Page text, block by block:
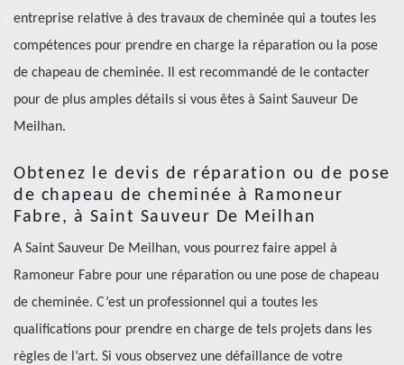
entreprise relative à des travaux de cheminée qui a toutes les
compétences pour prendre en charge la réparation ou la pose
de chapeau de cheminée. Il est recommandé de le contacter
pour de plus amples détails si vous êtes à Saint Sauveur De
Meilhan.
Obtenez le devis de réparation ou de pose
de chapeau de cheminée à Ramoneur
Fabre, à Saint Sauveur De Meilhan
A Saint Sauveur De Meilhan, vous pourrez faire appel à
Ramoneur Fabre pour une réparation ou une pose de chapeau
de cheminée. C’est un professionnel qui a toutes les
qualifications pour prendre en charge de tels projets dans les
règles de l’art. Si vous observez une défaillance de votre